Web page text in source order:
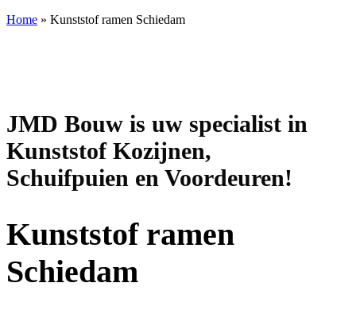
Home » Kunststof ramen Schiedam
JMD Bouw is uw specialist in
Kunststof Kozijnen,
Schuifpuien en Voordeuren!
Kunststof ramen
Schiedam